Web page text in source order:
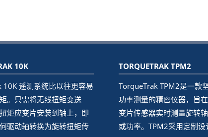
10K
10K 遥测系统比以往更容易
。只需将无线扭矩变送
矩应变片安装到轴上，即
驱动轴转换为旋转扭矩传
TORQUETRAK TPM2
TorqueTrak TPM2是一款
功率测量的精密仪器，旨
变片传感器实时测量旋转
或功率。TPM2采用定制设